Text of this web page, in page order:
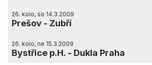
26. kolo, so 14.3.2009
Prešov - Zubří
26. kolo, ne 15.3.2009
Bystřice p.H. - Dukla Praha